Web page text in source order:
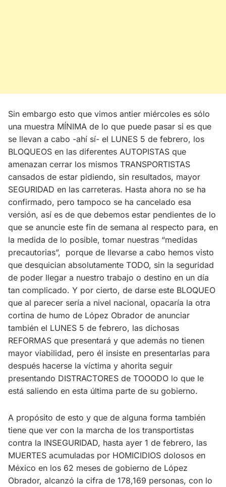
Sin embargo esto que vimos antier miércoles es sólo
una muestra MÍNIMA de lo que puede pasar si es que
se llevan a cabo -ahí sí- el LUNES 5 de febrero, los
BLOQUEOS en las diferentes AUTOPISTAS que
amenazan cerrar los mismos TRANSPORTISTAS
cansados de estar pidiendo, sin resultados, mayor
SEGURIDAD en las carreteras. Hasta ahora no se ha
confirmado, pero tampoco se ha cancelado esa
versión, así es de que debemos estar pendientes de lo
que se anuncie este fin de semana al respecto para, en
la medida de lo posible, tomar nuestras “medidas
precautorias”, porque de llevarse a cabo hemos visto
que desquician absolutamente TODO, sin la seguridad
de poder llegar a nuestro trabajo o destino en un día
tan complicado. Y por cierto, de darse este BLOQUEO
que al parecer sería a nivel nacional, opacaría la otra
cortina de humo de López Obrador de anunciar
también el LUNES 5 de febrero, las dichosas
REFORMAS que presentará y que además no tienen
mayor viabilidad, pero él insiste en presentarlas para
después hacerse la víctima y ahorita seguir
presentando DISTRACTORES de TOOODO lo que le
está saliendo en esta última parte de su gobierno.
A propósito de esto y que de alguna forma también
tiene que ver con la marcha de los transportistas
contra la INSEGURIDAD, hasta ayer 1 de febrero, las
MUERTES acumuladas por HOMICIDIOS dolosos en
México en los 62 meses de gobierno de López
Obrador, alcanzó la cifra de 178,169 personas, con lo